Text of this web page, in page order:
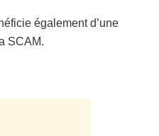
également d’une
SCAM.